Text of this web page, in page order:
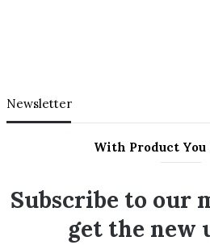
Newsletter
With Product You
Subscribe to our
get the new